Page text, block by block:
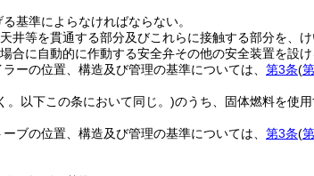
基準によらなければならない。
井等を貫通する部分及びこれらに接触する部分を、
合に自動的に作動する安全弁その他の安全装置を設け
ーの位置、構造及び管理の基準については、 第3条(
。以下この条において同じ。)のうち、固体燃料を使
ブの位置、構造及び管理の基準については、 第3条(